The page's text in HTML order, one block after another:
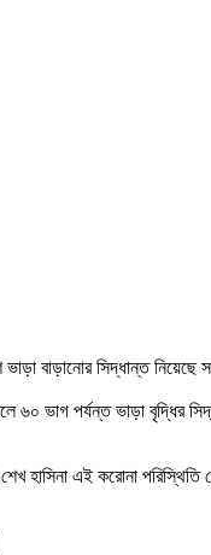
বাড়ানোর সিদ্ধান্ত নিয়েছে
৬০ ভাগ পর্যন্ত ভাড়া
হাসিনা এই করোনা